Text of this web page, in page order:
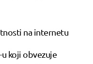
na internetu
u koji obvezuje